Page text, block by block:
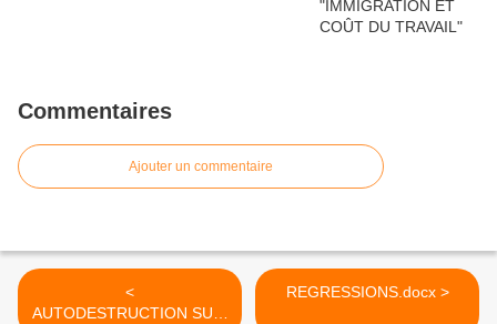
Commentaires
Ajouter un commentaire
<
AUTODESTRUCTION SUIC
REGRESSIONS.docx >